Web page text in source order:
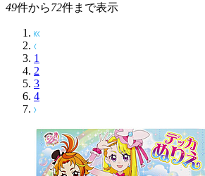
49件から72件まで表示
1
2
3
4